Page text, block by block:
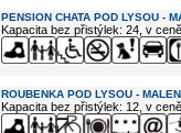
PENSION CHATA POD LYSOU -
Kapacita bez přistýlek: 24, v
ROUBENKA POD LYSOU -
Kapacita bez přistýlek: 12, v